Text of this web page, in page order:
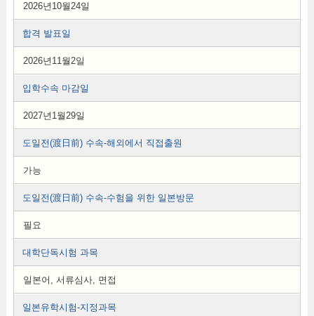
2026년10월24일
합격 발표일
2026년11월2일
입학수속 마감일
2027년1월29일
도일전(渡日前) 수속-해외에서 직접출원
가능
도일전(渡日前) 수속-수험을 위한 일본방문
필요
대학단독시험 과목
일본어, 서류심사, 면접
일본유학시험-지정과목